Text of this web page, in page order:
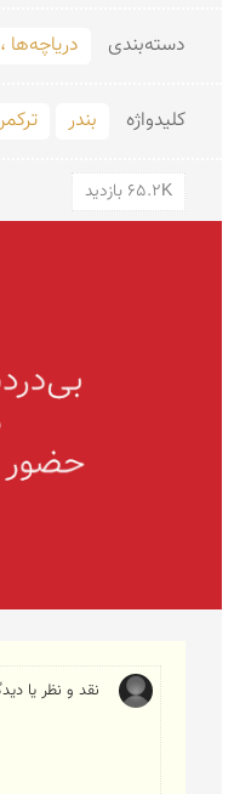
دسته‌بندی دریاچه‌ها
کلید‌واژه بندر
65.2K بازدید